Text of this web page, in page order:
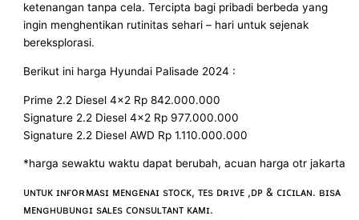
ketenangan tanpa cela. Tercipta bagi pribadi berbeda yang
ingin menghentikan rutinitas sehari – hari untuk sejenak
bereksplorasi.
Berikut ini harga Hyundai Palisade 2024 :
Prime 2.2 Diesel 4×2 Rp 842.000.000
Signature 2.2 Diesel 4×2 Rp 977.000.000
Signature 2.2 Diesel AWD Rp 1.110.000.000
*harga sewaktu waktu dapat berubah, acuan harga otr jakarta
ᴜɴᴛᴜᴋ ɪɴғᴏʀᴍᴀsɪ ᴍᴇɴɢᴇɴᴀɪ sᴛᴏᴄᴋ, ᴛᴇs ᴅʀɪᴠᴇ ,ᴅᴘ & ᴄɪᴄɪʟᴀɴ. ʙɪsᴀ
ᴍᴇɴɢʜᴜʙᴜɴɢɪ sᴀʟᴇs ᴄᴏɴsᴜʟᴛᴀɴᴛ ᴋᴀᴍɪ.